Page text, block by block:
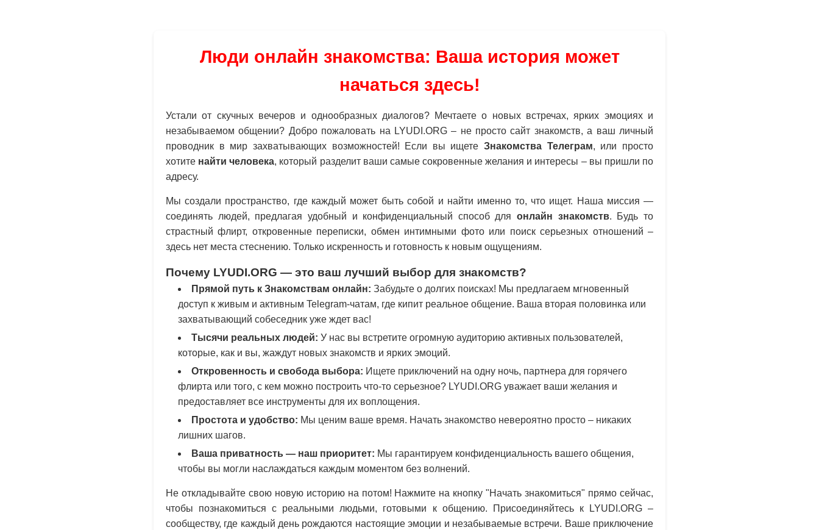
Люди онлайн знакомства: Ваша история может
начаться здесь!
Устали от скучных вечеров и однообразных диалогов? Мечтаете о новых встречах, ярких эмоциях и
незабываемом общении? Добро пожаловать на LYUDI.ORG – не просто сайт знакомств, а ваш личный
проводник в мир захватывающих возможностей! Если вы ищетеЗнакомства Телеграм, или просто
хотите найти человека, который разделит ваши самые сокровенные желания и интересы – вы пришли по
адресу.
Мы создали пространство, где каждый может быть собой и найти именно то, что ищет. Наша миссия —
соединять людей, предлагая удобный и конфиденциальный способ дляонлайн знакомств. Будь то
страстный флирт, откровенные переписки, обмен интимными фото или поиск серьезных отношений –
здесь нет места стеснению. Только искренность и готовность к новым ощущениям.
Почему LYUDI.ORG — это ваш лучший выбор для знакомств?
Прямой путь к Знакомствам онлайн: Забудьте о долгих поисках! Мы предлагаем мгновенный
доступ к живым и активным Telegram-чатам, где кипит реальное общение. Ваша вторая половинка или
захватывающий собеседник уже ждет вас!
Тысячи реальных людей: У нас вы встретите огромную аудиторию активных пользователей,
которые, как и вы, жаждут новых знакомств и ярких эмоций.
Откровенность и свобода выбора: Ищете приключений на одну ночь, партнера для горячего
флирта или того, с кем можно построить что-то серьезное? LYUDI.ORG уважает ваши желания и
предоставляет все инструменты для их воплощения.
Простота и удобство: Мы ценим ваше время. Начать знакомство невероятно просто – никаких
лишних шагов.
Ваша приватность — наш приоритет: Мы гарантируем конфиденциальность вашего общения,
чтобы вы могли наслаждаться каждым моментом без волнений.
Не откладывайте свою новую историю на потом! Нажмите на кнопку "Начать знакомиться" прямо сейчас,
чтобы познакомиться с реальными людьми, готовыми к общению. Присоединяйтесь к LYUDI.ORG –
сообществу, где каждый день рождаются настоящие эмоции и незабываемые встречи. Ваше приключение